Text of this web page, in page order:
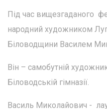
Під час вищезгаданого
народний художником
Біловодщини Василем
Він – самобутній
Біловодській гімназії.
Василь Миколайович -